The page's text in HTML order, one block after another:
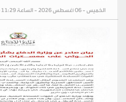
الخميس - 06 أغسطس 2026 - الساعة 11:29 م